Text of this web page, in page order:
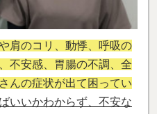
肩のコリ、動悸、呼吸の
不安感、胃腸の不調、全
んの症状が出て困ってい
いいかわからず、不安な